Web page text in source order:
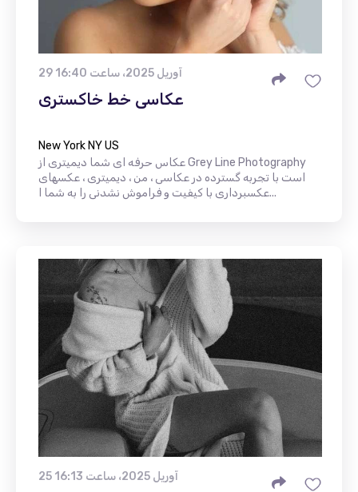
29 آوریل 2025، ساعت 16:40
عکاسی خط خاکستری
New York NY US
عکاس حرفه ای شما دیمیتری از Grey Line Photography
است با تجربه گسترده در عکاسی ، من ، دیمیتری ، عکسهای
عکسبرداری با کیفیت و فراموش نشدنی را به شما ا...
25 آوریل 2025، ساعت 16:13